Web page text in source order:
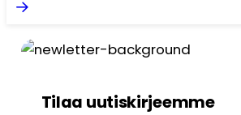
Tilaa uutiskirjeemme